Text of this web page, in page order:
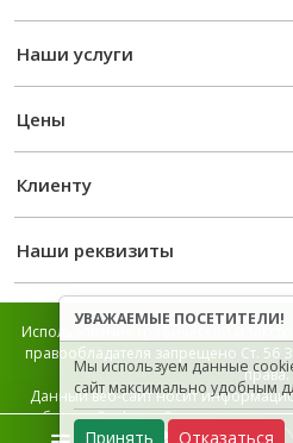
Наши услуги
Цены
Клиенту
Наши реквизиты
Использование графической и
правообладателя запрещено Ст. 56
права.
Данный веб-сайт носит
публичной офертой, которая
РБ.
УВАЖАЕМЫЕ ПОСЕТИТЕЛИ!
Мы используем данные
сайт максимально удобным
Принять Отказаться